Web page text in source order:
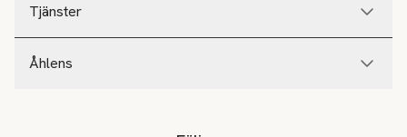
Tjänster
Åhlens